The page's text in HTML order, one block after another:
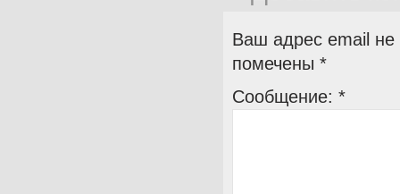
Ваш адрес email не
помечены *
Сообщение: *